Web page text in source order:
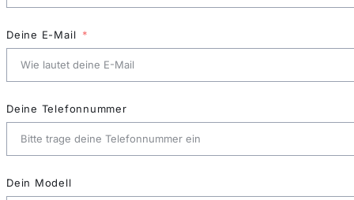
Deine E-Mail
Deine Telefonnummer
Dein Modell